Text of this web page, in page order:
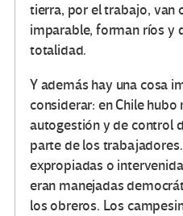
tierra, por el trabajo, van
imparable, forman ríos y
totalidad.
Y además hay una cosa
considerar: en Chile
autogestión y de control
parte de los
expropiadas o
eran manejadas
los obreros. Los